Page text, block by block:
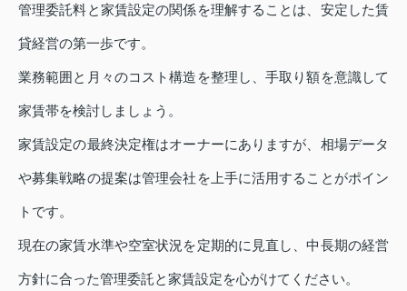
管理委託料と家賃設定の関係を理解することは、安定した賃
貸経営の第一歩です。
業務範囲と月々のコスト構造を整理し、手取り額を意識して
家賃帯を検討しましょう。
家賃設定の最終決定権はオーナーにありますが、相場データ
や募集戦略の提案は管理会社を上手に活用することがポイン
トです。
現在の家賃水準や空室状況を定期的に見直し、中長期の経営
方針に合った管理委託と家賃設定を心がけてください。